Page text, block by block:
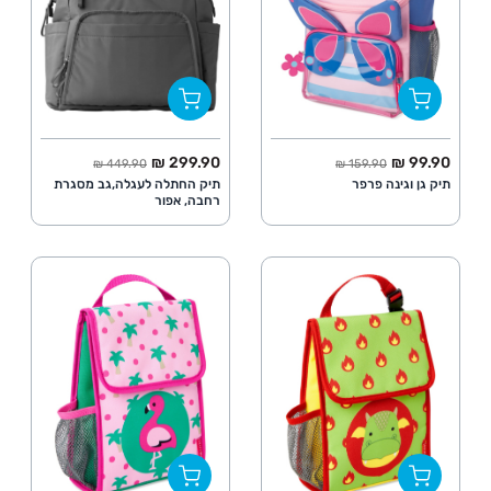
החל מ
99.90 ₪ מחיר מלא
159.90 ₪
תיק גן וגינה פרפר
החל מ
299.90 ₪ מחיר מלא
449.90 ₪
תיק החתלה לעגלה,גב מסגרת
רחבה, אפור